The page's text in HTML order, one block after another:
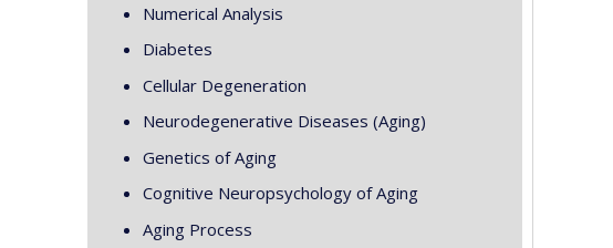
Numerical Analysis
Diabetes
Cellular Degeneration
Neurodegenerative Diseases (Aging)
Genetics of Aging
Cognitive Neuropsychology of Aging
Aging Process